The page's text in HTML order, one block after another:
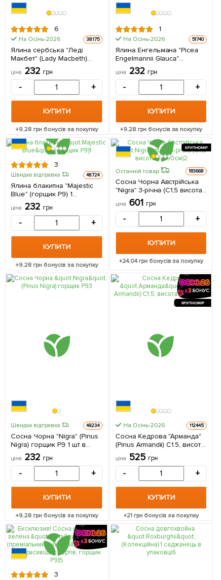
6
На Осінь-2026 38175
Ялина сербська "Леді
Макбет" (Lady Macbeth)
горщик P9 1 саджанець в
упаковці
ціна 232 грн
- +
КУПИТИ
+9.28 грн бонусів за покупку
1
На Осінь-2026 51740
Ялина Енгельмана "Picea
Engelmannii Glauca"
(горщик P9) 1 саджанець в
упаковці 1 саджанець в
ціна 232 грн
- +
КУПИТИ
+9.28грн бонусів за покупку
3
Швидка відправка 48724
Ялина блакитна "Majestic
Blue" (горщик P9) 1
саджанець в упаковці
ціна 232 грн
- +
КУПИТИ
+9.28 грн бонусів за покупку
КРУПНОМІР
Останній товар 183668
Сосна Чорна Австрійська
"Nigra" 3-річна (С1,5 висота
35-50см) 1 саджанець в
упаковці
ціна 601 грн
- +
КУПИТИ
+24.04грн бонусів за покупку
Швидка відправка 49234
Сосна Чорна "Nigra" (Pinus
Nigra) горщик P9 1 шт в
упаковці
ціна 232 грн
- +
КУПИТИ
+9.28 грн бонусів за покупку
КРУПНОМІР
На Осінь-2026 112445
Сосна Кедрова "Арманда"
(Pinus Armandii) C1.5, висота
30-40см 1 саджанець в
упаковці
ціна 525 грн
- +
КУПИТИ
+21 грн бонусів за покупку
3